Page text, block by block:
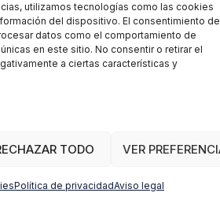
utilizamos tecnologías como las cookies
del dispositivo. El consentimiento de
datos como el comportamiento de
en este sitio. No consentir o retirar el
a ciertas características y
TODO VER
Política de privacidadAviso legal
Randstad Researchsobre
de este colectivo, ve
tipo de talento (despidos
de seniors).
más altas de Europa con
la composición de la
prescindir del